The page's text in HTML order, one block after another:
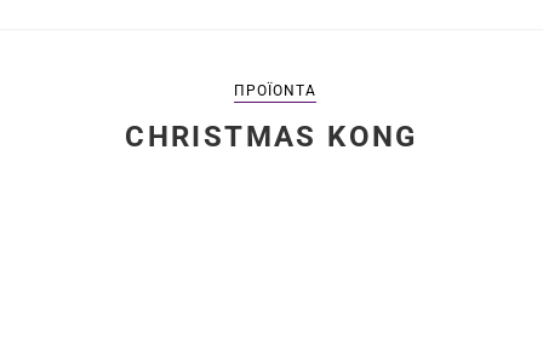
ΠΡΟΪΌΝΤΑ
CHRISTMAS KONG